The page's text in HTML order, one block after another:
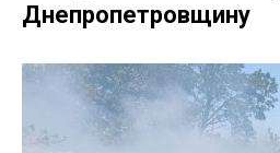
Днепропетровщину